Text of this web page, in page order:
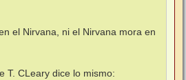
el Nirvana, ni el Nirvana mora en
T. CLeary dice lo mismo: